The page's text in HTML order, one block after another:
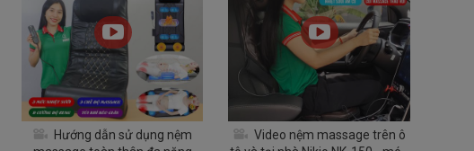
Hướng dẫn sử dụng nệm
Video nệm massage trên ô